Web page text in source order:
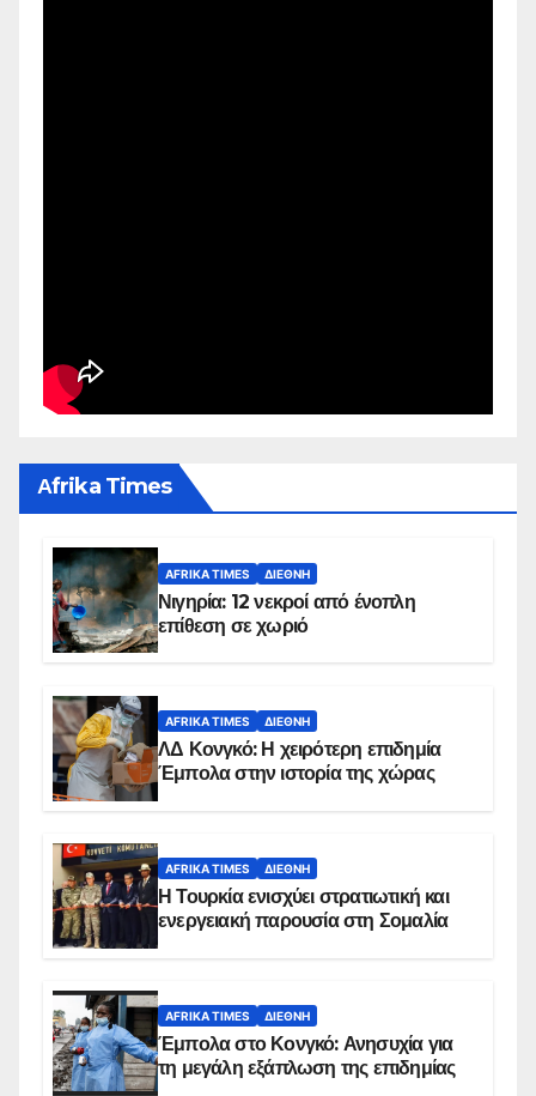
Αfrika Times
AFRIKA TIMES ΔΙΕΘΝΉ
Νιγηρία: 12 νεκροί από ένοπλη
επίθεση σε χωριό
AFRIKA TIMES ΔΙΕΘΝΉ
ΛΔ Κονγκό: Η χειρότερη επιδημία
Έμπολα στην ιστορία της χώρας
AFRIKA TIMES ΔΙΕΘΝΉ
Η Τουρκία ενισχύει στρατιωτική και
ενεργειακή παρουσία στη Σομαλία
AFRIKA TIMES ΔΙΕΘΝΉ
Έμπολα στο Κονγκό: Ανησυχία για
τη μεγάλη εξάπλωση της επιδημίας